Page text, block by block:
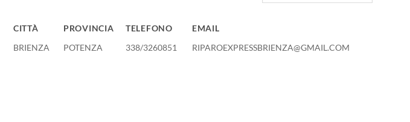
CITTÀ PROVINCIA TELEFONO
EMAIL
BRIENZA POTENZA 338/3260851 RIPAROEXPRESSBRIENZA@GMAIL.COM